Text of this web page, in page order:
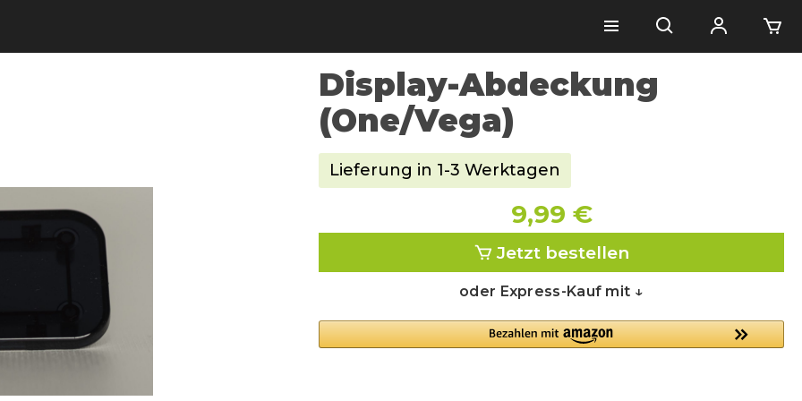
Display-Abdeckung
(One/Vega)
Lieferung in 1-3 Werktagen
9,99 €
Jetzt bestellen
oder Express-Kauf mit ↓